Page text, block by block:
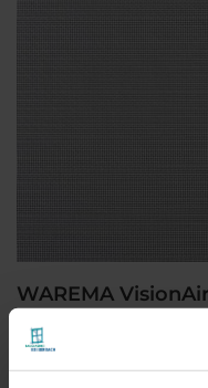
WAREMA
Effektiver Schutz
Farbe: Schwarz